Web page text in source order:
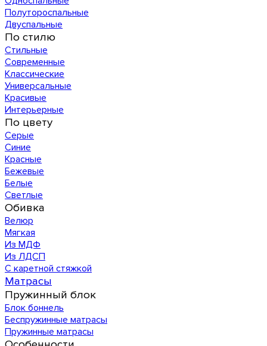
Полутороспальные
Двуспальные
По стилю
Стильные
Современные
Классические
Универсальные
Красивые
Интерьерные
По цвету
Серые
Синие
Красные
Бежевые
Белые
Светлые
Обивка
Велюр
Мягкая
Из МДФ
Из ЛДСП
С каретной стяжкой
Матрасы
Пружинный блок
Блок боннель
Беспружинные матрасы
Пружинные матрасы